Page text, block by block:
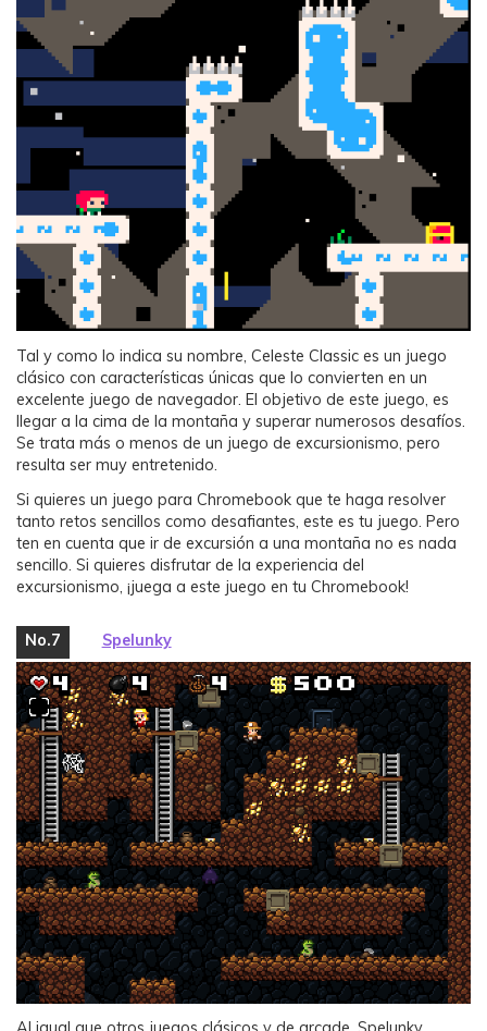
Tal y como lo indica su nombre, Celeste Classic es un juego
clásico con características únicas que lo convierten en un
excelente juego de navegador. El objetivo de este juego, es
llegar a la cima de la montaña y superar numerosos desafíos.
Se trata más o menos de un juego de excursionismo, pero
resulta ser muy entretenido.
Si quieres un juego para Chromebook que te haga resolver
tanto retos sencillos como desafiantes, este es tu juego. Pero
ten en cuenta que ir de excursión a una montaña no es nada
sencillo. Si quieres disfrutar de la experiencia del
excursionismo, ¡juega a este juego en tu Chromebook!
No.7 Spelunky